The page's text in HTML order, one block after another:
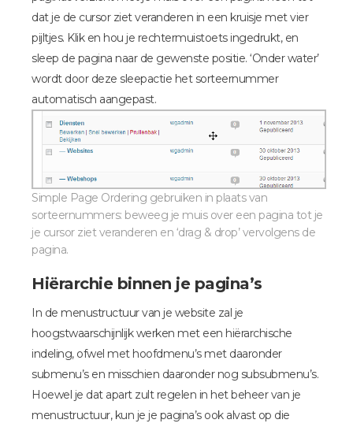
dat je de cursor ziet veranderen in een kruisje met vier
pijltjes. Klik en hou je rechtermuistoets ingedrukt, en
sleep de pagina naar de gewenste positie. ‘Onder water’
wordt door deze sleepactie het sorteernummer
automatisch aangepast.
Simple Page Ordering gebruiken in plaats van
sorteernummers: beweeg je muis over een pagina tot je
je cursor ziet veranderen en ‘drag & drop’ vervolgens de
pagina.
Hiërarchie binnen je pagina’s
In de menustructuur van je website zal je
hoogstwaarschijnlijk werken met een hiërarchische
indeling, ofwel met hoofdmenu’s met daaronder
submenu’s en misschien daaronder nog subsubmenu’s.
Hoewel je dat apart zult regelen in het beheer van je
menustructuur, kun je je pagina’s ook alvast op die